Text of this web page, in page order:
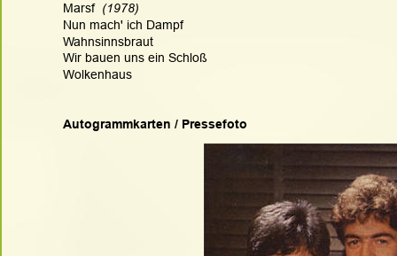
Marsf (1978)
Nun mach' ich Dampf
Wahnsinnsbraut
Wir bauen uns ein Schloß
Wolkenhaus
Autogrammkarten / Pressefoto